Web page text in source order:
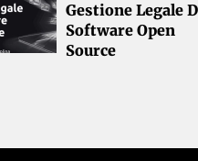
Gestione Legale
Software Open
Source